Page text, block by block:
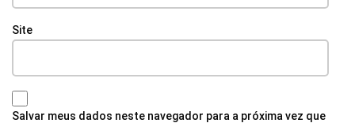
Site
Salvar meus dados neste navegador para a próxima vez que